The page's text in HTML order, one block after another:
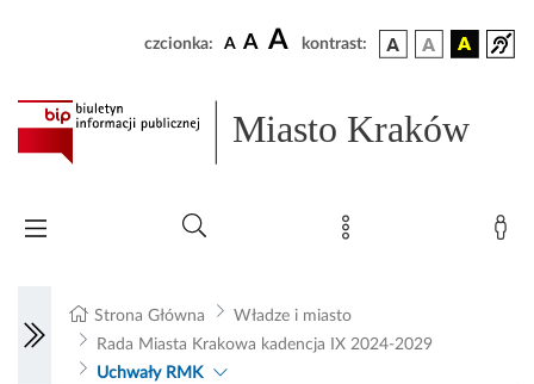
czcionka: A A A kontrast:
Miasto Kraków
Strona Główna
Władze i miasto
Rada Miasta Krakowa kadencja IX 2024-2029
Uchwały RMK